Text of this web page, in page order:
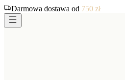
Darmowa dostawa od 750 zł